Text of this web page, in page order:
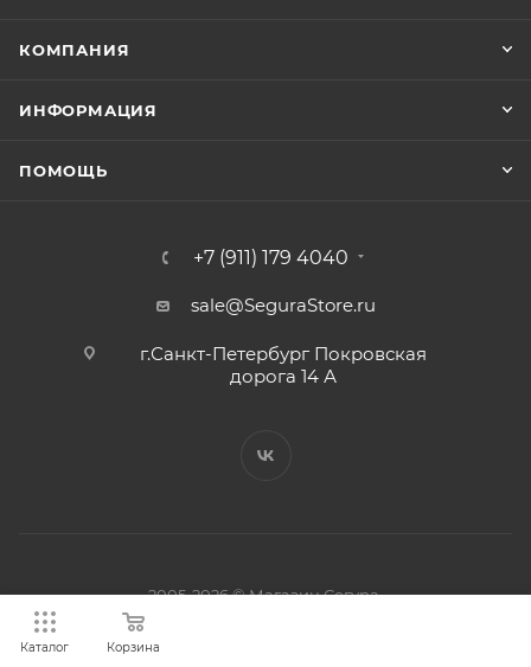
КОМПАНИЯ
ИНФОРМАЦИЯ
ПОМОЩЬ
+7 (911) 179 4040
sale@SeguraStore.ru
г.Санкт-Петербург Покровская
дорога 14 А
2005-2026 © Магазин Сегура.
ООО “Север-З” ИНН 7810734771
Каталог Корзина